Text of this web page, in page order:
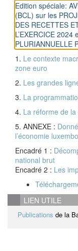
Edition spéciale:
(BCL) sur les
DES RECETTES
L’EXERCICE
PLURIANNUELLE
1. Le contexte
zone euro
2. Les grandes
3. La
4. La réforme de
5. ANNEXE :
l’économie
Encadré 1 :
national brut
Encadré 2 : Les
LIEN UTILE
Publications de la